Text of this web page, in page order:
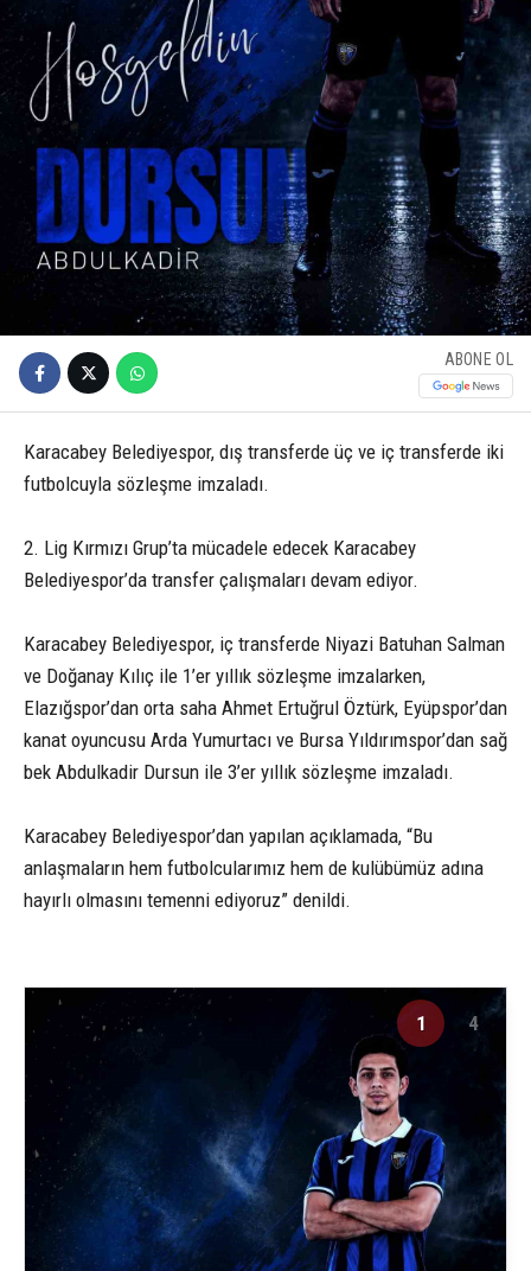
ABONE OL
Karacabey Belediyespor, dış transferde üç ve iç transferde iki
futbolcuyla sözleşme imzaladı.
2. Lig Kırmızı Grup’ta mücadele edecek Karacabey
Belediyespor’da transfer çalışmaları devam ediyor.
Karacabey Belediyespor, iç transferde Niyazi Batuhan Salman
ve Doğanay Kılıç ile 1’er yıllık sözleşme imzalarken,
Elazığspor’dan orta saha Ahmet Ertuğrul Öztürk, Eyüpspor’dan
kanat oyuncusu Arda Yumurtacı ve Bursa Yıldırımspor’dan sağ
bek Abdulkadir Dursun ile 3’er yıllık sözleşme imzaladı.
Karacabey Belediyespor’dan yapılan açıklamada, “Bu
anlaşmaların hem futbolcularımız hem de kulübümüz adına
hayırlı olmasını temenni ediyoruz” denildi.
1 4